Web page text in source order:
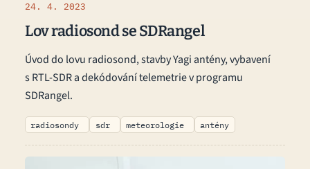
24. 4. 2023
Lov radiosond se SDRangel
Úvod do lovu radiosond, stavby Yagi antény, vybavení
s RTL-SDR a dekódování telemetrie v programu
SDRangel.
radiosondy sdr meteorologie antény